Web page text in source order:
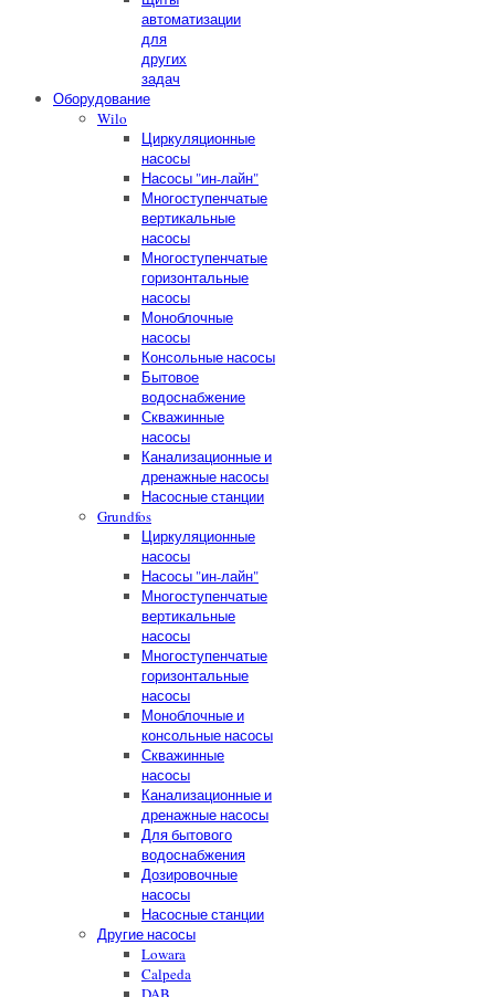
автоматизации
для
других
задач
Оборудование
Wilo
Циркуляционные
насосы
Насосы "ин-лайн"
Многоступенчатые
вертикальные
насосы
Многоступенчатые
горизонтальные
насосы
Моноблочные
насосы
Консольные насосы
Бытовое
водоснабжение
Скважинные
насосы
Канализационные и
дренажные насосы
Насосные станции
Grundfos
Циркуляционные
насосы
Насосы "ин-лайн"
Многоступенчатые
вертикальные
насосы
Многоступенчатые
горизонтальные
насосы
Моноблочные и
консольные насосы
Скважинные
насосы
Канализационные и
дренажные насосы
Для бытового
водоснабжения
Дозировочные
насосы
Насосные станции
Другие насосы
Lowara
Calpeda